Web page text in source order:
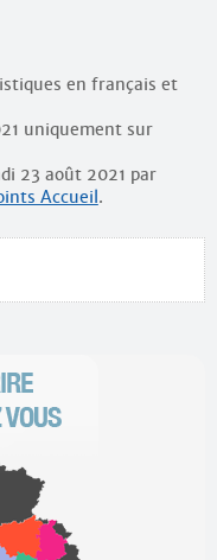
en français et
uniquement sur
23 août 2021 par
Accueil.